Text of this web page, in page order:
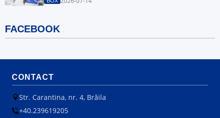
FACEBOOK
CONTACT
Str. Carantina, nr. 4, Brăila
+40.239619205